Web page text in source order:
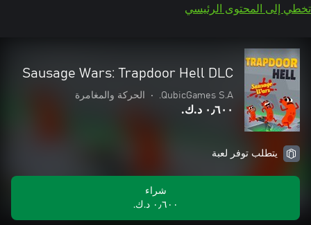
تخطي إلى المحتوى الرئيسي
Sausage Wars: Trapdoor Hell DLC
QubicGames S.A.
• الحركة والمغامرة
٠٫٦٠٠ د.ك.‏
يتطلب توفر لعبة
شراء
٠٫٦٠٠ د.ك.‏